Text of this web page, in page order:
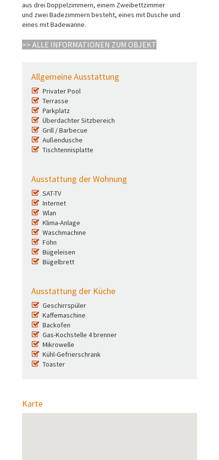
aus drei Doppelzimmern, einem Zweibettzimmer
und zwei Badezimmern besteht, eines mit Dusche und
eines mit Badewanne.
>> ALLE INFORMATIONEN ZUM OBJEKT
Allgemeine Ausstattung
Privater Pool
Terrasse
Parkplatz
Überdachter Sitzbereich
Grill / Barbecue
Außendusche
Tischtennisplatte
Ausstattung der Wohnung
SAT-TV
Internet
Wlan
Klima-Anlage
Waschmachine
Föhn
Bügeleisen
Bügelbrett
Ausstattung der Küche
Geschirrspüler
Kaffemaschine
Backofen
Gas-Kochstelle 4 brenner
Mikrowelle
Kühl-Gefrierschrank
Toaster
Karte